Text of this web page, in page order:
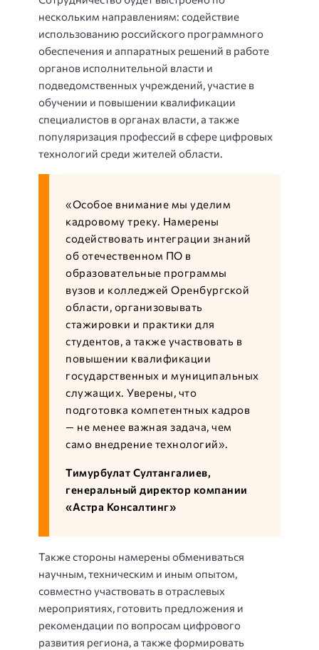
нескольким направлениям: содействие
использованию российского программного
обеспечения и аппаратных решений в работе
органов исполнительной власти и
подведомственных учреждений, участие в
обучении и повышении квалификации
специалистов в органах власти, а также
популяризация профессий в сфере цифровых
технологий среди жителей области.
«Особое внимание мы уделим
кадровому треку. Намерены
содействовать интеграции знаний
об отечественном ПО в
образовательные программы
вузов и колледжей Оренбургской
области, организовывать
стажировки и практики для
студентов, а также участвовать в
повышении квалификации
государственных и муниципальных
служащих. Уверены, что
подготовка компетентных кадров
— не менее важная задача, чем
само внедрение технологий».
Тимурбулат Султангалиев,
генеральный директор компании
«Астра Консалтинг»
Также стороны намерены обмениваться
научным, техническим и иным опытом,
совместно участвовать в отраслевых
мероприятиях, готовить предложения и
рекомендации по вопросам цифрового
развития региона, а также формировать